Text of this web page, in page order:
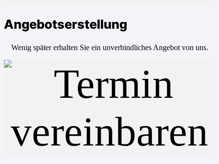
Angebotserstellung
Wenig später erhalten Sie ein unverbindliches Angebot von uns.